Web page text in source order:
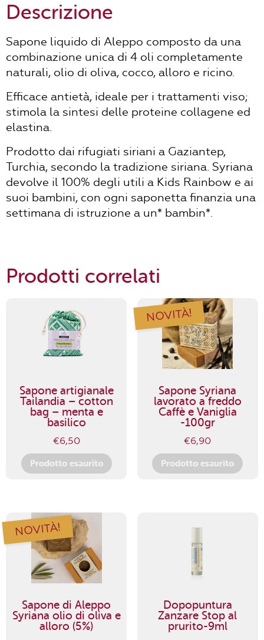
Ricino
400ml
quantità
Descrizione
Sapone liquido di Aleppo composto da una
combinazione unica di 4 oli completamente
naturali, olio di oliva, cocco, alloro e ricino.
Efficace antietà, ideale per i trattamenti viso;
stimola la sintesi delle proteine collagene ed
elastina.
Prodotto dai rifugiati siriani a Gaziantep,
Turchia, secondo la tradizione siriana. Syriana
devolve il 100% degli utili a Kids Rainbow e ai
suoi bambini, con ogni saponetta finanzia una
settimana di istruzione a un* bambin*.
Prodotti correlati
Sapone artigianale
Tailandia – cotton
bag – menta e
basilico
€6,50
Prodotto esaurito
NOVITÀ!
Sapone Syriana
lavorato a freddo
Caffè e Vaniglia
-100gr
€6,90
Prodotto esaurito
NOVITÀ!
Sapone di Aleppo
Syriana olio di oliva e
alloro (5%)
Dopopuntura
Zanzare Stop al
prurito-9ml